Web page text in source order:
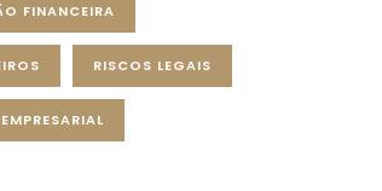
FINANCEIRA
RISCOS LEGAIS